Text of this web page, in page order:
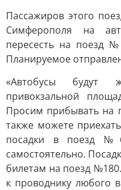
Пассажиров этого
Симферополя на
пересесть на поезд
Планируемое
«Автобусы
привокзальной
Просим прибывать на
также можете
посадки в поезд
самостоятельно.
билетам на поезд
к проводнику любого